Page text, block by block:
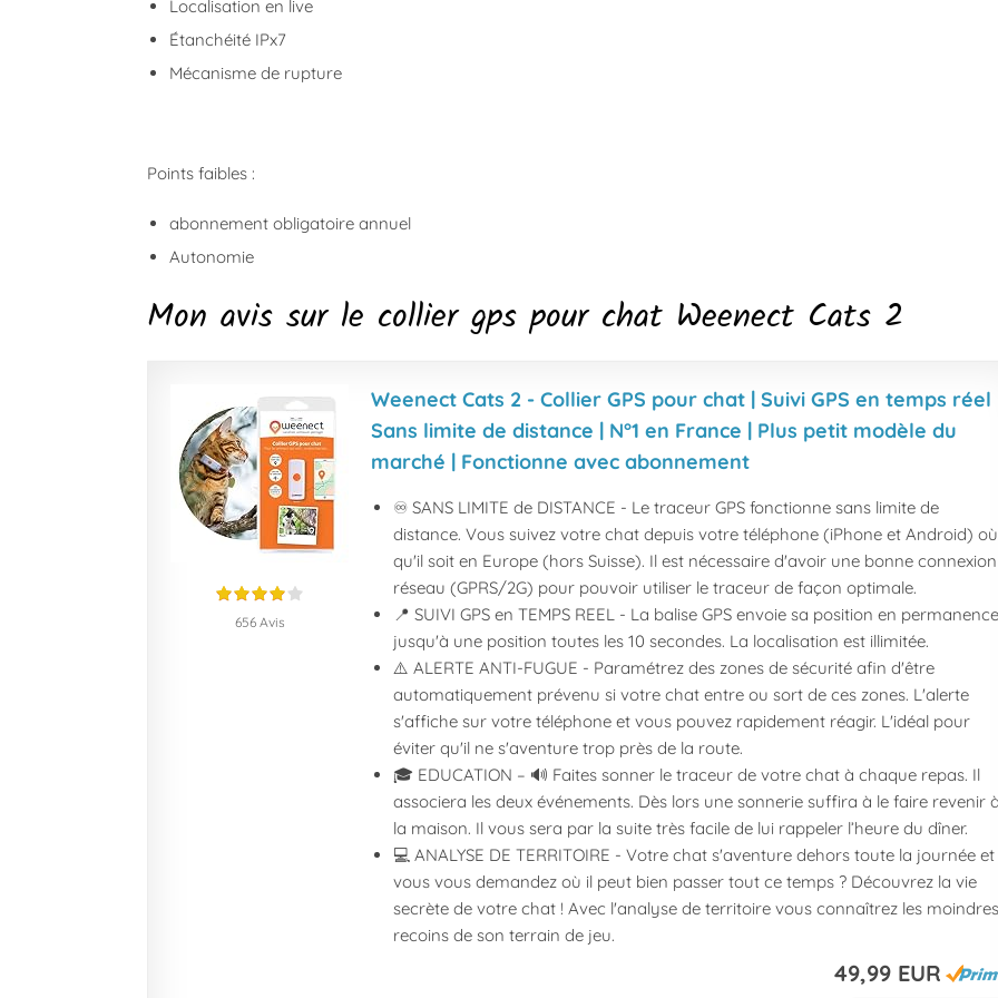
Localisation en live
Étanchéité IPx7
Mécanisme de rupture
Points faibles :
abonnement obligatoire annuel
Autonomie
Mon avis sur le collier gps pour chat Weenect Cats 2
656 Avis
Weenect Cats 2 - Collier GPS pour chat | Suivi GPS en temps réel
Sans limite de distance | N°1 en France | Plus petit modèle du
marché | Fonctionne avec abonnement
♾️ SANS LIMITE de DISTANCE - Le traceur GPS fonctionne sans limite de
distance. Vous suivez votre chat depuis votre téléphone (iPhone et Android) où
qu'il soit en Europe (hors Suisse). Il est nécessaire d'avoir une bonne connexion
réseau (GPRS/2G) pour pouvoir utiliser le traceur de façon optimale.
📍 SUIVI GPS en TEMPS REEL - La balise GPS envoie sa position en
jusqu'à une position toutes les 10 secondes. La localisation est illimitée.
⚠️ ALERTE ANTI-FUGUE - Paramétrez des zones de sécurité afin d'être
automatiquement prévenu si votre chat entre ou sort de ces zones. L'alerte
s'affiche sur votre téléphone et vous pouvez rapidement réagir. L'idéal pour
éviter qu'il ne s'aventure trop près de la route.
🎓 EDUCATION – 🔊 Faites sonner le traceur de votre chat à chaque repas. Il
associera les deux événements. Dès lors une sonnerie suffira à le faire revenir
la maison. Il vous sera par la suite très facile de lui rappeler l’heure du dîner.
💻 ANALYSE DE TERRITOIRE - Votre chat s'aventure dehors toute la journée et
vous vous demandez où il peut bien passer tout ce temps ? Découvrez la vie
secrète de votre chat ! Avec l'analyse de territoire vous connaîtrez les moindres
recoins de son terrain de jeu.
49,99 EUR